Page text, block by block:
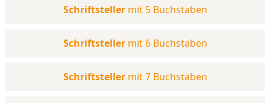
Schriftsteller mit 5 Buchstaben
Schriftsteller mit 6 Buchstaben
Schriftsteller mit 7 Buchstaben